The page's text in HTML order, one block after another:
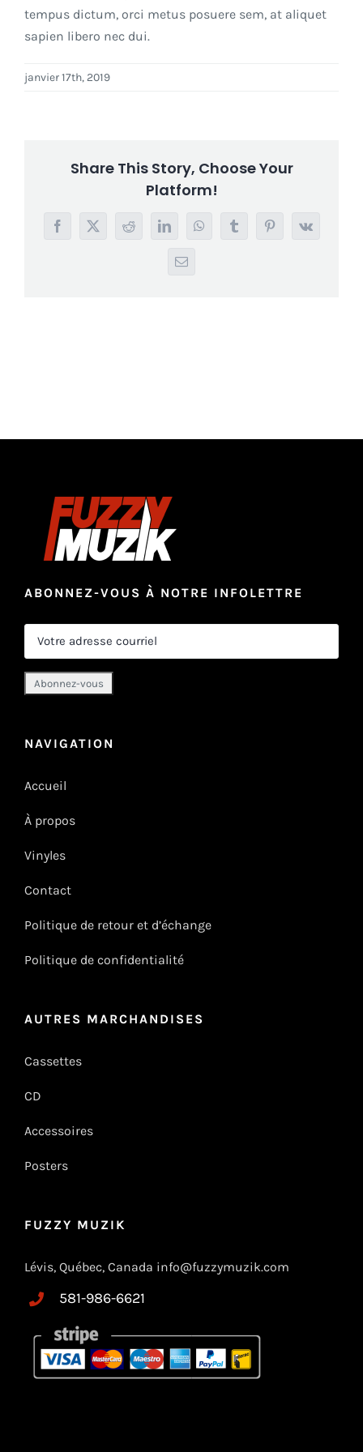
tempus dictum, orci metus posuere sem, at aliquet
sapien libero nec dui.
janvier 17th, 2019
Share This Story, Choose Your
Platform!
Facebook
X RedditLinkedInWhatsAppTumblrPinterest
Vk
Courriel
ABONNEZ-VOUS À NOTRE INFOLETTRE
NAVIGATION
Accueil
À propos
Vinyles
Contact
Politique de retour et d’échange
Politique de confidentialité
AUTRES MARCHANDISES
Cassettes
CD
Accessoires
Posters
FUZZY MUZIK
Lévis, Québec, Canada info@fuzzymuzik.com
581-986-6621